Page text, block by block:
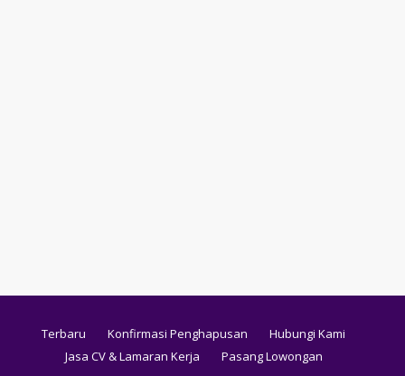
Terbaru Konfirmasi Penghapusan
Hubungi Kami
Jasa CV & Lamaran Kerja
Pasang Lowongan